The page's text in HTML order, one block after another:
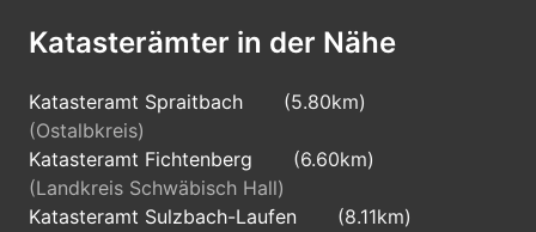
Katasterämter in der Nähe
Katasteramt Spraitbach
(5.80km)
(Ostalbkreis)
Katasteramt Fichtenberg
(6.60km)
(Landkreis Schwäbisch Hall)
Katasteramt Sulzbach-Laufen
(8.11km)